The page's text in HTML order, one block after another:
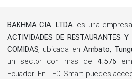
BAKHMA CIA. LTDA. es una
ACTIVIDADES DE RESTAURANTES
COMIDAS, ubicada enAmbato,
un sector con más de 4.576
Ecuador. En TFC Smart puedes